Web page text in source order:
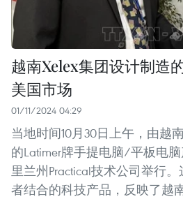
越南Xelex集团设计制造
美国市场
01/11/2024 04:29
当地时间10月30日上午，由越
的Latimer牌手提电脑/平板电
里兰州Practical技术公司举行
者结合的科技产品，反映了越